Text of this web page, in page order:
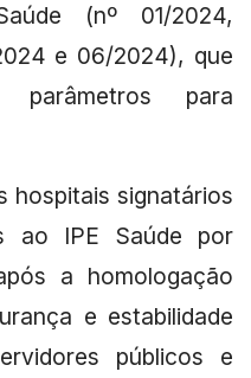
(nº 01/2024,
e 06/2024), que
parâmetros para
hospitais signatários
ao IPE Saúde por
a homologação
e estabilidade
públicos e